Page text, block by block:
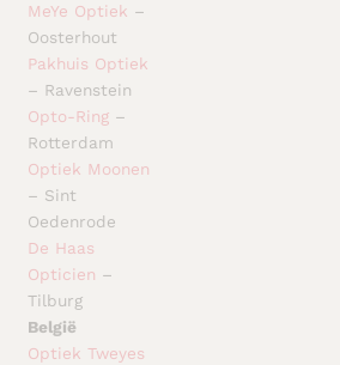
MeYe Optiek –
Oosterhout
Pakhuis Optiek
– Ravenstein
Opto-Ring –
Rotterdam
Optiek Moonen
– Sint
Oedenrode
De Haas
Opticien –
Tilburg
België
Optiek Tweyes